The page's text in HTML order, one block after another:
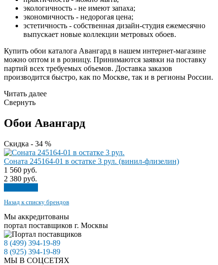
экологичность - не имеют запаха;
экономичность - недорогая цена;
эстетичность - собственная дизайн-студия ежемесячно
выпускает новые коллекции метровых обоев.
Купить обои каталога Авангард в нашем интернет-магазине
можно оптом и в розницу. Принимаются заявки на поставку
партий всех требуемых объемов. Доставка заказов
производится быстро, как по Москве, так и в регионы России.
Читать далее
Свернуть
Обои Авангард
Скидка - 34 %
Соната 245164-01 в остатке 3 рул. (винил-флизелин)
1 560 руб.
2 380 руб.
Назад к списку брендов
Мы аккредитованы
портал поставщиков г. Москвы
8 (499) 394-19-89
8 (925) 394-19-89
МЫ В СОЦСЕТЯХ